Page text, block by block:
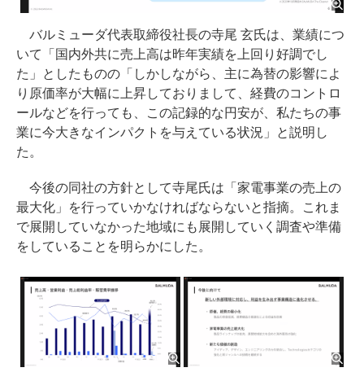
バルミューダ代表取締役社長の寺尾 玄氏は、業績につ
いて「国内外共に売上高は昨年実績を上回り好調でし
た」としたものの「しかしながら、主に為替の影響によ
り原価率が大幅に上昇しておりまして、経費のコントロ
ールなどを行っても、この記録的な円安が、私たちの事
業に今大きなインパクトを与えている状況」と説明し
た。
今後の同社の方針として寺尾氏は「家電事業の売上の
最大化」を行っていかなければならないと指摘。これま
で展開していなかった地域にも展開していく調査や準備
をしていることを明らかにした。